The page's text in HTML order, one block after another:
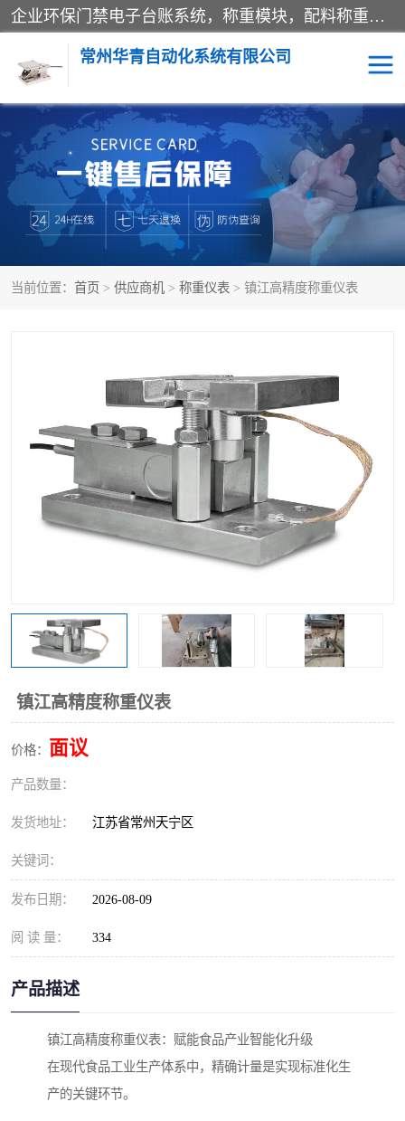
企业环保门禁电子台账系统，称重模块，配料称重系统,称重模块厂家,地磅称重系统,检重秤厂家 常州华青自动化主营：称重模块、无人值守称重系统、配料称重系统、地磅称重系统、检重秤、托利多称重模块等产品。各种称重软件，移动源环保门禁电子台账系统软件。 常州华青自动化系统有限公司7*24的电话支持服务、项目现场开发服务、新功能定制研发服务，产品培训、远程维护，现场安装调试工程等。
常州华青自动化系统有限公司
当前位置： 首页 > 供应商机 > 称重仪表 > 镇江高精度称重仪表
镇江高精度称重仪表
价格： 面议
产品数量：
发货地址： 江苏省常州天宁区
关键词：
发布日期： 2026-08-09
阅 读 量： 334
产品描述
镇江高精度称重仪表：赋能食品产业智能化升级
在现代食品工业生产体系中，精确计量是实现标准化生
产的关键环节。
称重模块 称重仪表
手工配料系统 屠宰管理软件
自动化配料系统 称重贴标机
屠宰轨道秤 检重秤